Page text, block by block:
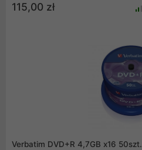
115,00 zł
Verbatim DVD+R 4,7GB x16 50szt.